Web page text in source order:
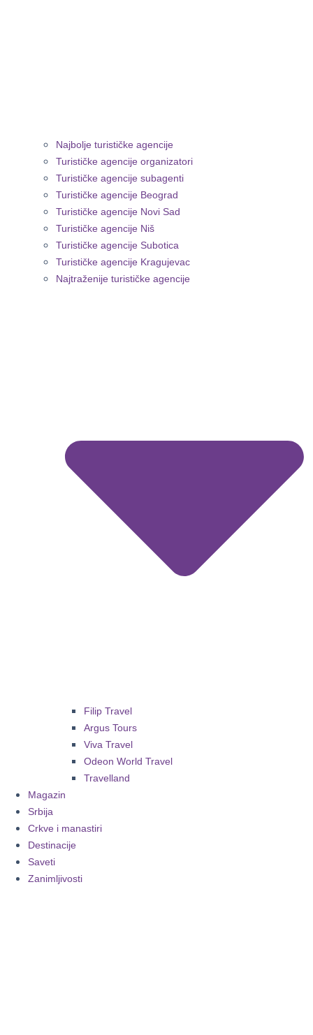
Najbolje turističke agencije
Turističke agencije organizatori
Turističke agencije subagenti
Turističke agencije Beograd
Turističke agencije Novi Sad
Turističke agencije Niš
Turističke agencije Subotica
Turističke agencije Kragujevac
Najtraženije turističke agencije
Filip Travel
Argus Tours
Viva Travel
Odeon World Travel
Travelland
Magazin
Srbija
Crkve i manastiri
Destinacije
Saveti
Zanimljivosti